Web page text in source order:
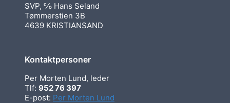
SVP, ℅ Hans Seland
Tømmerstien 3B
4639 KRISTIANSAND
Kontaktpersoner
Per Morten Lund, leder
Tlf: 952 76 397
E-post: Per Morten Lund